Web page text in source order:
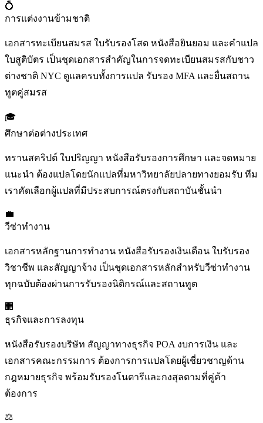
💍
การแต่งงานข้ามชาติ
เอกสารทะเบียนสมรส ใบรับรองโสด หนังสือยินยอม และคำแปล
ใบสูติบัตร เป็นชุดเอกสารสำคัญในการจดทะเบียนสมรสกับชาว
ต่างชาติ NYC ดูแลครบทั้งการแปล รับรอง MFA และยื่นสถาน
ทูตคู่สมรส
🎓
ศึกษาต่อต่างประเทศ
ทรานสคริปต์ ใบปริญญา หนังสือรับรองการศึกษา และจดหมาย
แนะนำ ต้องแปลโดยนักแปลที่มหาวิทยาลัยปลายทางยอมรับ ทีม
เราคัดเลือกผู้แปลที่มีประสบการณ์ตรงกับสถาบันชั้นนำ
💼
วีซ่าทำงาน
เอกสารหลักฐานการทำงาน หนังสือรับรองเงินเดือน ใบรับรอง
วิชาชีพ และสัญญาจ้าง เป็นชุดเอกสารหลักสำหรับวีซ่าทำงาน
ทุกฉบับต้องผ่านการรับรองนิติกรณ์และสถานทูต
🏢
ธุรกิจและการลงทุน
หนังสือรับรองบริษัท สัญญาทางธุรกิจ POA งบการเงิน และ
เอกสารคณะกรรมการ ต้องการการแปลโดยผู้เชี่ยวชาญด้าน
กฎหมายธุรกิจ พร้อมรับรองโนตารีและกงสุลตามที่คู่ค้า
ต้องการ
⚖️